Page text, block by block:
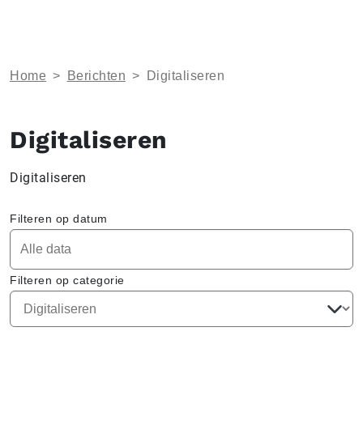
Home > Berichten > Digitaliseren
Digitaliseren
Digitaliseren
Filteren op datum
Filteren op categorie